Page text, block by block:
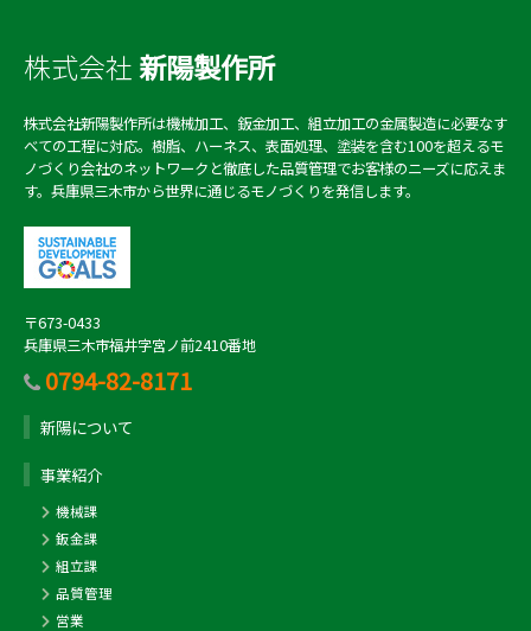
株式会社新陽製作所
株式会社新陽製作所は機械加工、鈑金加工、組立加工の金属製造に必要なす
べての工程に対応。樹脂、ハーネス、表面処理、塗装を含む100を超えるモ
ノづくり会社のネットワークと徹底した品質管理でお客様のニーズに応えま
す。兵庫県三木市から世界に通じるモノづくりを発信します。
〒673-0433
兵庫県三木市福井字宮ノ前2410番地
0794-82-8171
新陽について
事業紹介
機械課
鈑金課
組立課
品質管理
営業